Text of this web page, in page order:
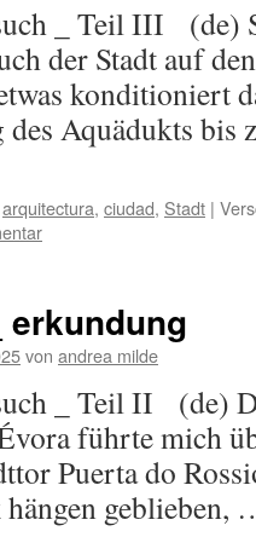
_ Teil III (de)
der Stadt auf
konditioniert
des Aquädukts
arquitectura, ciudad, Stadt |
erkundung
von andrea milde
_ Teil II (de)
führte mich
Puerta do
hängen